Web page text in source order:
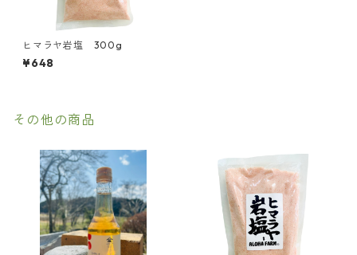
ヒマラヤ岩塩 300g
¥648
その他の商品